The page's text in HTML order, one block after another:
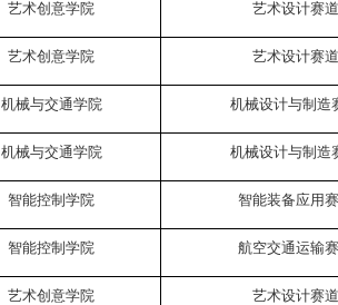
艺术创意学院 艺术设计赛道
艺术创意学院 艺术设计赛道
机械与交通学院 机械设计与制造
机械与交通学院 机械设计与制造
智能控制学院 智能装备应用
智能控制学院 航空交通运输
艺术创意学院 艺术设计赛道